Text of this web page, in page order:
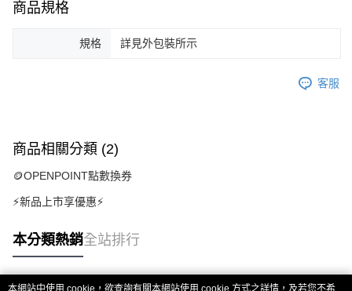
商品規格
規格 詳見外包裝所示
客服
商品相關分類 (2)
🪙OPENPOINT點數換券
⚡新品上市享優惠⚡
本分類熱銷全站排行
本網站中使用 cookie，欲查詢有關本網站使用 cookie 方式之詳情，及若您不希